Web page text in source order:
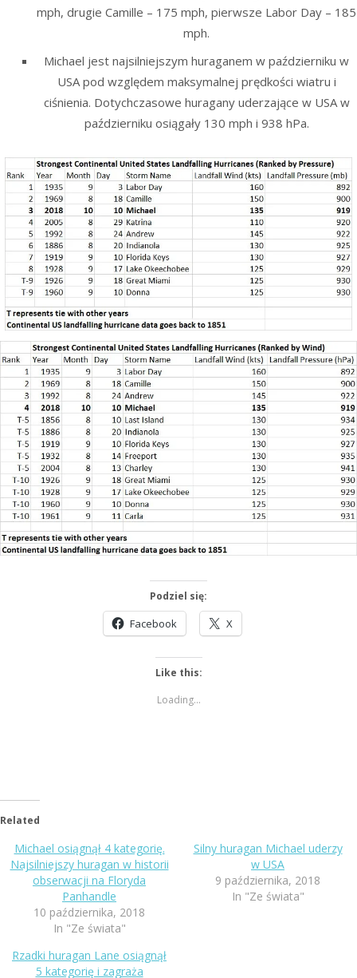
mph, drugie Camille – 175 mph, pierwsze Labor Day – 185
mph.
Michael jest najsilniejszym huraganem w październiku w
USA pod względem maksymalnej prędkości wiatru i
ciśnienia. Dotychczasowe huragany uderzające w USA w
październiku osiągały 130 mph i 938 hPa.
Podziel się:
Facebook X
Like this:
Loading...
Related
Michael osiągnął 4 kategorię.
Najsilniejszy huragan w historii
obserwacji na Floryda
Panhandle
10 października, 2018
In "Ze świata"
Silny huragan Michael uderzy
w USA
9 października, 2018
In "Ze świata"
Rzadki huragan Lane osiągnął
5 kategorię i zagraża